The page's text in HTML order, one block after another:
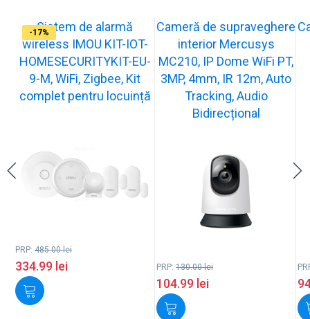
-31%
Sistem de alarmă
wireless IMOU KIT-IOT-
HOMESECURITYKIT-EU-
9-M, WiFi, Zigbee, Kit
complet pentru locuință
PRP: 485.00lei
334.99 lei
-19%
Cameră de supraveghere
interior Mercusys
MC210, IP Dome WiFi PT,
3MP, 4mm, IR 12m, Auto
Tracking, Audio
Bidirecțional
PRP: 130.00lei
104.99 lei
-21%
-13%
-15%
-20%
-12%
-13%
-16%
-17%